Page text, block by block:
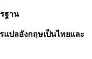
ฐาน
แปลอังกฤษเป็นไทยและ